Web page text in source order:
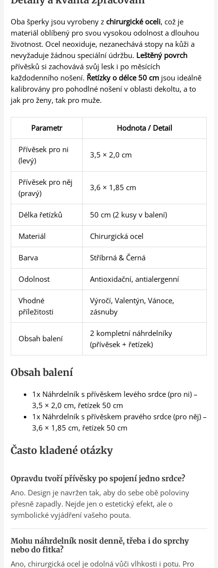
Oba šperky jsou vyrobeny zchirurgické oceli, což je
materiál oblíbený pro svou vysokou odolnost a dlouhou
životnost. Ocel neoxiduje, nezanechává stopy na kůži a
nevyžaduje žádnou speciální údržbu. Leštěný povrch
přívěsků si zachovává svůj lesk i po měsících
každodenního nošení. Řetízky o délce 50 cm jsou ideálně
kalibrovány pro pohodlné nošení v oblasti dekoltu, a to
jak pro ženy, tak pro muže.
Parametr Hodnota / Detail
Přívěsek pro ni
(levý)
3,5 × 2,0 cm
Přívěsek pro něj
(pravý)
3,6 × 1,85 cm
Délka řetízků 50 cm (2 kusy v balení)
Materiál Chirurgická ocel
Barva Stříbrná & Černá
Odolnost Antioxidační, antialergenní
Vhodné
příležitosti
Výročí, Valentýn, Vánoce,
zásnuby
Obsah balení
2 kompletní náhrdelníky
(přívěsek + řetízek)
Obsah balení
1x Náhrdelník s přívěskem levého srdce (pro ni) –
3,5 × 2,0 cm, řetízek 50 cm
1x Náhrdelník s přívěskem pravého srdce (pro něj) –
3,6 × 1,85 cm, řetízek 50 cm
Často kladené otázky
Opravdu tvoří přívěsky po spojení jedno srdce?
Ano. Design je navržen tak, aby do sebe obě poloviny
přesně zapadly. Nejde jen o estetický efekt, ale o
symbolické vyjádření vašeho pouta.
Mohu náhrdelník nosit denně, třeba i do sprchy
nebo do fitka?
Ano, chirurgická ocel je odolná vůči vlhkosti i potu. Pro